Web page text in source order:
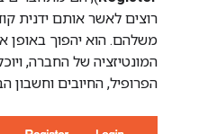
רוצים לאשר אותם ידנית
משלהם. הוא יהפוך באופן
המונטיזציה של החברה,
הפרופיל, החיובים וחשבון